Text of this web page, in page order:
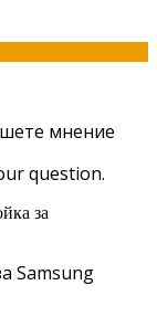
мнение
question.
Samsung